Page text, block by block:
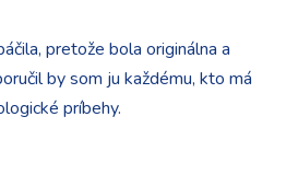
pretože bola originálna a
by som ju každému, kto má
príbehy.